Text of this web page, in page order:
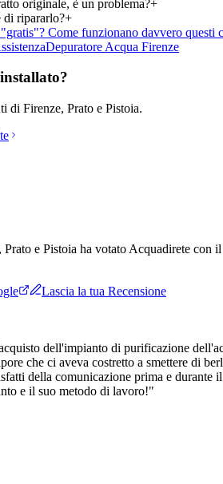
originale, è un problema?+
di ripararlo?+
Come funzionano davvero questi
Depuratore Acqua Firenze
di Firenze, Prato e Pistoia.
e Pistoia ha votato Acquadirete con
Lascia la tua Recensione
dell'impianto di purificazione
che ci aveva costretto a smettere di
della comunicazione prima e
e il suo metodo di lavoro!"